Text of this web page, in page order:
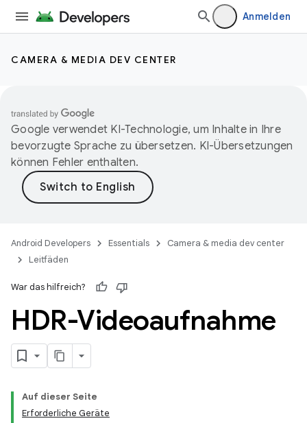
Anmelden
CAMERA & MEDIA DEV CENTER
Google verwendet KI-Technologie, um Inhalte in Ihre
bevorzugte Sprache zu übersetzen. KI-Übersetzungen
können Fehler enthalten.
Android Developers Essentials
Camera & media dev center
Leitfäden
War das hilfreich?
HDR-Videoaufnahme
Auf dieser Seite
Erforderliche Geräte